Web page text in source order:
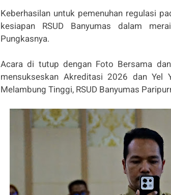
Keberhasilan untuk pemenuhan regulasi
kesiapan RSUD Banyumas dalam
Pungkasnya.
Acara di tutup dengan Foto Bersama
mensukseskan Akreditasi 2026 dan Yel
Melambung Tinggi, RSUD Banyumas